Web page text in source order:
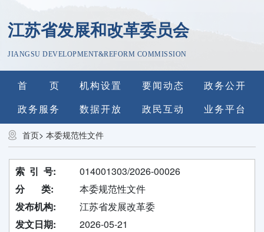
江苏省发展和改革委员会
JIANGSU DEVELOPMENT&REFORM COMMISSION
首 页 机构设置 要闻动态
政务公开
政务服务
数据开放 政民互动 业务平台
首页>本委规范性文件
索 引 号:
014001303/2026-00026
分 类:
本委规范性文件
发布机构:
江苏省发展改革委
发文日期:
2026-05-21